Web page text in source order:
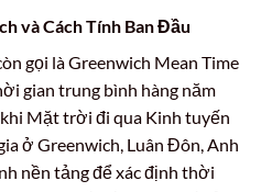
và Cách Tính Ban Đầu
gọi là Greenwich Mean Time
gian trung bình hàng năm
Mặt trời đi qua Kinh tuyến
ở Greenwich, Luân Đôn, Anh
nền tảng để xác định thời